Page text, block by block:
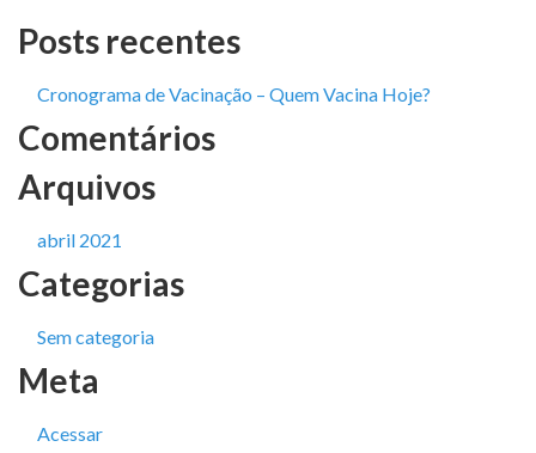
Posts recentes
Cronograma de Vacinação – Quem Vacina Hoje?
Comentários
Arquivos
abril 2021
Categorias
Sem categoria
Meta
Acessar